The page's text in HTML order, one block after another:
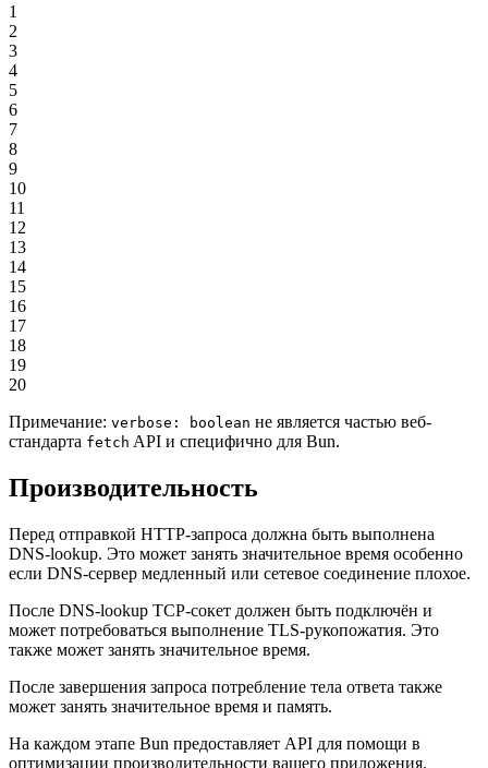
1
2
3
4
5
6
7
8
9
10
11
12
13
14
15
16
17
18
19
20
Примечание: verbose: boolean не является частью веб-
стандарта fetch API и специфично для Bun.
Производительность
Перед отправкой HTTP-запроса должна быть выполнена
DNS-lookup. Это может занять значительное время особенно
если DNS-сервер медленный или сетевое соединение плохое.
После DNS-lookup TCP-сокет должен быть подключён и
может потребоваться выполнение TLS-рукопожатия. Это
также может занять значительное время.
После завершения запроса потребление тела ответа также
может занять значительное время и память.
На каждом этапе Bun предоставляет API для помощи в
оптимизации производительности вашего приложения.